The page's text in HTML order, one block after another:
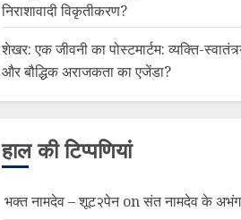
निराशावादी विकृतीकरण?
शेखर: एक जीवनी का पोस्टमार्टम: व्यक्ति-
और बौद्धिक अराजकता का एजेंडा?
हाल की टिप्पणियां
भक्त नामदेव – शूट२पेनonसंत नामदेव के अभंग